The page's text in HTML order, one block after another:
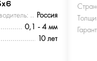
Россия
0,1 - 4 мм
10 лет